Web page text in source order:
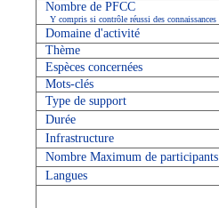
Nombre de PFCC
Y compris si contrôle réussi des connaissances
Domaine d'activité
Thème
Espèces concernées
Mots-clés
Type de support
Durée
Infrastructure
Nombre Maximum de participants
Langues